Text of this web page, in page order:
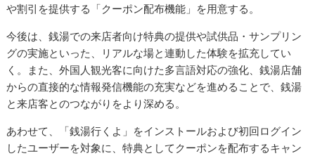
や割引を提供する「クーポン配布機能」を用意する。
今後は、銭湯での来店者向け特典の提供や試供品・サンプリン
グの実施といった、リアルな場と連動した体験を拡充してい
く。また、外国人観光客に向けた多言語対応の強化、銭湯店舗
からの直接的な情報発信機能の充実などを進めることで、銭湯
と来店客とのつながりをより深める。
あわせて、「銭湯行くよ」をインストールおよび初回ログイン
したユーザーを対象に、特典としてクーポンを配布するキャン